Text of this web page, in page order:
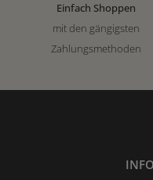
Einfach Shoppen
mit den gängigsten
Zahlungsmethoden